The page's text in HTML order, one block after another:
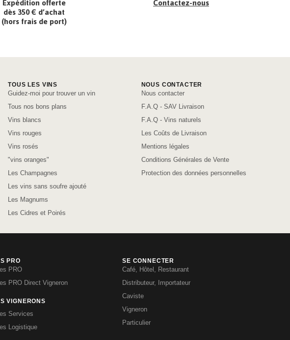
dès 350 € d’achat
(hors frais de port)
TOUS LES VINS
Guidez-moi pour trouver un vin
Tous nos bons plans
Vins blancs
Vins rouges
Vins rosés
"vins oranges"
Les Champagnes
Les vins sans soufre ajouté
Les Magnums
Les Cidres et Poirés
NOUS CONTACTER
Nous contacter
F.A.Q - SAV Livraison
F.A.Q - Vins naturels
Les Coûts de Livraison
Mentions légales
Conditions Générales de Vente
Protection des données personnelles
PRO
PRO
PRO Direct Vigneron
VIGNERONS
Services
Logistique
SE CONNECTER
Café, Hôtel, Restaurant
Distributeur, Importateur
Caviste
Vigneron
Particulier